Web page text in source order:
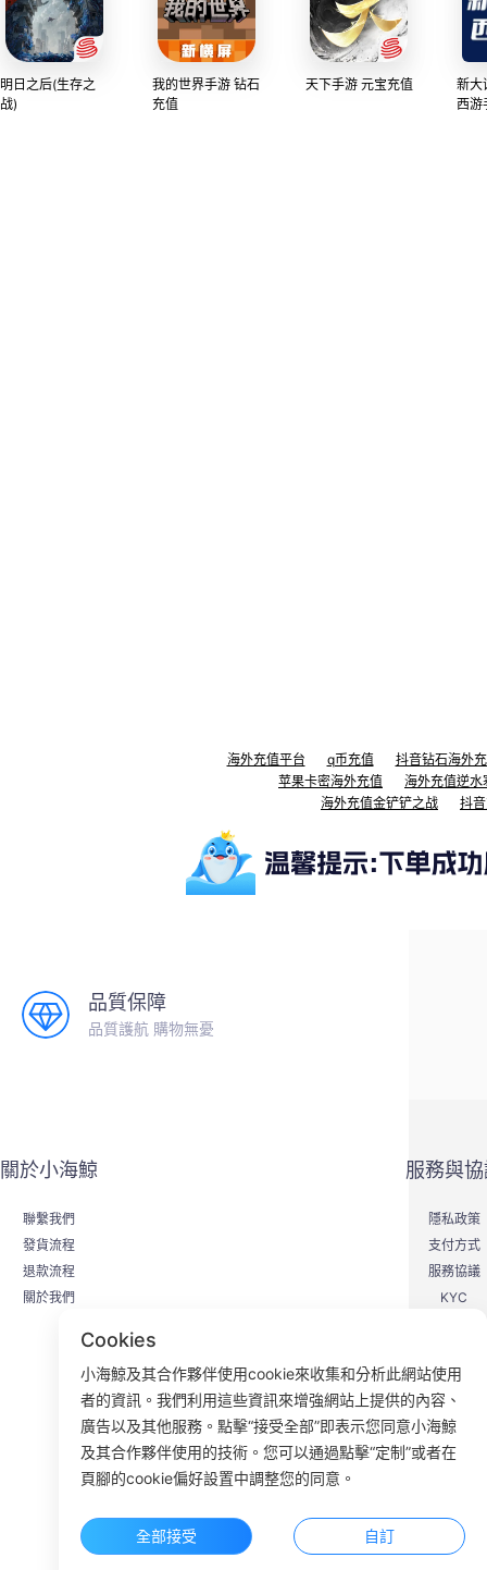
明日之后(生存之
战)
我的世界手游 钻石
充值
天下手游 元宝充值
新大
西游
海外充值平台 q币充值
抖音钻石海外
苹果卡密海外充值
海外充值逆水
海外充值金铲铲之战
抖
品質保障
品質護航 購物無憂
關於小海鯨
聯繫我們
發貨流程
退款流程
關於我們
服務與
隱私政策
支付方式
服務協議
KYC
ROOM
Cookies
小海鯨及其合作夥伴使用cookie來收集和分析此網站使用
者的資訊。我們利用這些資訊來增強網站上提供的內容、
廣告以及其他服務。點擊“接受全部”即表示您同意小海鯨
及其合作夥伴使用的技術。您可以通過點擊“定制”或者在
頁腳的cookie偏好設置中調整您的同意。
全部接受 自訂